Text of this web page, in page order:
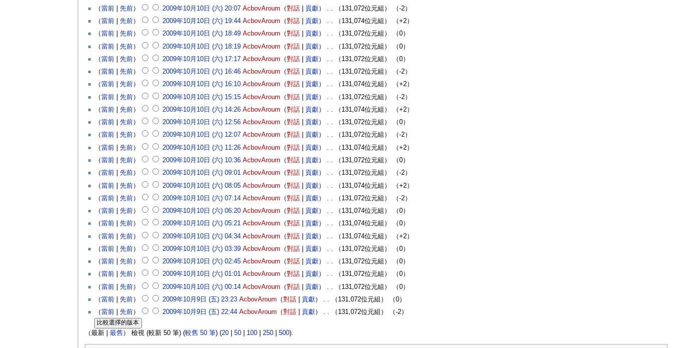
（當前| 先前） 2009年10月10日 (六) 20:07‎ AcbovAroum （對話| 貢獻） （131,072位元組）
（-2）
（當前| 先前） 2009年10月10日 (六) 19:44‎ AcbovAroum （對話| 貢獻） . . （131,074位元組）
（+2）
（當前| 先前） 2009年10月10日 (六) 18:49‎ AcbovAroum （對話| 貢獻） . . （131,072位元組）
（0）
（當前| 先前） 2009年10月10日 (六) 18:19‎ AcbovAroum （對話| 貢獻） （131,072位元組）
（0）
（當前| 先前） 2009年10月10日 (六) 17:17‎ AcbovAroum （對話| 貢獻） . . （131,072位元組）
（0）
（當前| 先前） 2009年10月10日 (六) 16:46‎ AcbovAroum （對話| 貢獻） . . （131,072位元組）
（-2）
（當前| 先前） 2009年10月10日 (六) 16:10‎ AcbovAroum （對話| 貢獻） . . （131,074位元組）
（+2）
（當前| 先前） 2009年10月10日 (六) 15:15‎ AcbovAroum （對話| 貢獻） （131,072位元組）
（-2）
（當前| 先前） 2009年10月10日 (六) 14:26‎ AcbovAroum （對話| 貢獻） . . （131,074位元組）
（+2）
（當前| 先前） 2009年10月10日 (六) 12:56‎ AcbovAroum （對話| 貢獻） . . （131,072位元組）
（0）
（當前| 先前） 2009年10月10日 (六) 12:07‎ AcbovAroum （對話| 貢獻） . . （131,072位元組）
（-2）
（當前| 先前） 2009年10月10日 (六) 11:26‎ AcbovAroum （對話| 貢獻） （131,074位元組）
（+2）
（當前| 先前） 2009年10月10日 (六) 10:36‎ AcbovAroum （對話| 貢獻） . . （131,072位元組）
（0）
（當前| 先前） 2009年10月10日 (六) 09:01‎ AcbovAroum （對話| 貢獻） . . （131,072位元組）
（-2）
（當前| 先前） 2009年10月10日 (六) 08:05‎ AcbovAroum （對話| 貢獻） （131,074位元組）
（+2）
（當前| 先前） 2009年10月10日 (六) 07:14‎ AcbovAroum （對話| 貢獻） （131,072位元組）
（-2）
（當前| 先前） 2009年10月10日 (六) 06:20‎ AcbovAroum （對話| 貢獻） . . （131,074位元組）
（0）
（當前| 先前） 2009年10月10日 (六) 05:21‎ AcbovAroum （對話| 貢獻） . . （131,074位元組）
（0）
（當前| 先前） 2009年10月10日 (六) 04:34‎ AcbovAroum （對話| 貢獻） （131,074位元組）
（+2）
（當前| 先前） 2009年10月10日 (六) 03:39‎ AcbovAroum （對話| 貢獻） . . （131,072位元組）
（0）
（當前| 先前） 2009年10月10日 (六) 02:45‎ AcbovAroum （對話| 貢獻） . . （131,072位元組）
（0）
（當前| 先前） 2009年10月10日 (六) 01:01‎ AcbovAroum （對話| 貢獻） . . （131,072位元組）
（0）
（當前| 先前） 2009年10月10日 (六) 00:14‎ AcbovAroum （對話| 貢獻） （131,072位元組）
（0）
（當前| 先前） 2009年10月9日 (五) 23:23‎ AcbovAroum （對話| 貢獻） . . （131,072位元組）
（0）
（當前| 先前） 2009年10月9日 (五) 22:44‎ AcbovAroum （對話| 貢獻） . . （131,072位元組） （-2）
（最新 | 最舊） 檢視 (較新 50 筆) (較舊 50 筆) (20| 50| 100| 250| 500).